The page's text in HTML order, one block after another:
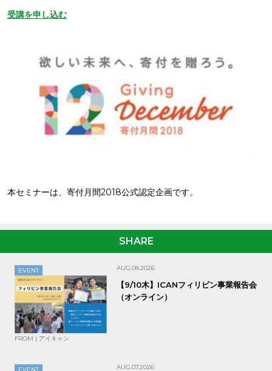
受講を申し込む
本セミナーは、寄付月間2018公式認定企画です。
SHARE
EVENT AUG.08.2026
【9/10木】ICANフィリピン事業報告会
（オンライン）
FROM | アイキャン
EVENT AUG.07.2026